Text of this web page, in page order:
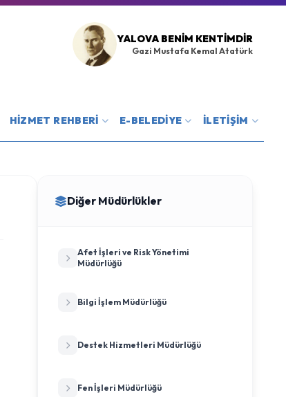
YALOVA BENIM KENTIMDIR
Gazi Mustafa Kemal Atatürk
HİZMET REHBERİ E-BELEDİYE İLETİŞİM
Diğer Müdürlükler
Afet İşleri ve Risk Yönetimi
Müdürlüğü
Bilgi İşlem Müdürlüğü
Destek Hizmetleri Müdürlüğü
Fen İşleri Müdürlüğü